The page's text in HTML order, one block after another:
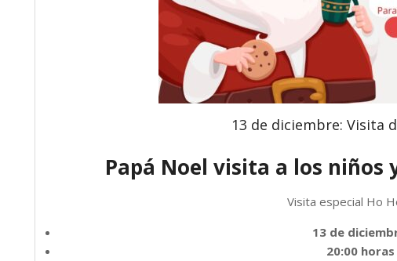
13 de diciembre: Visita
Papá Noel visita a los niños
Visita especial Ho
13 de
20:00 horas